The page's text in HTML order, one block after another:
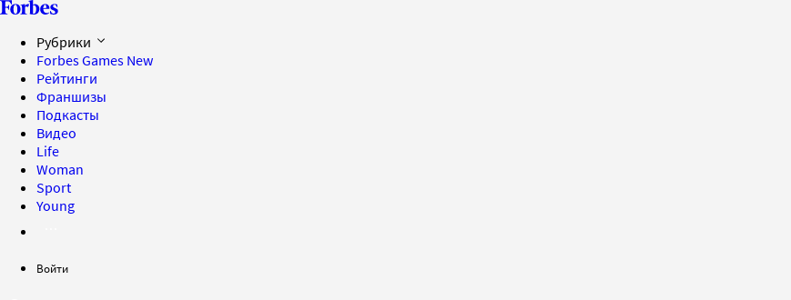
Рубрики
Forbes Games New
Рейтинги
Франшизы
Подкасты
Видео
Life
Woman
Sport
Young
Войти